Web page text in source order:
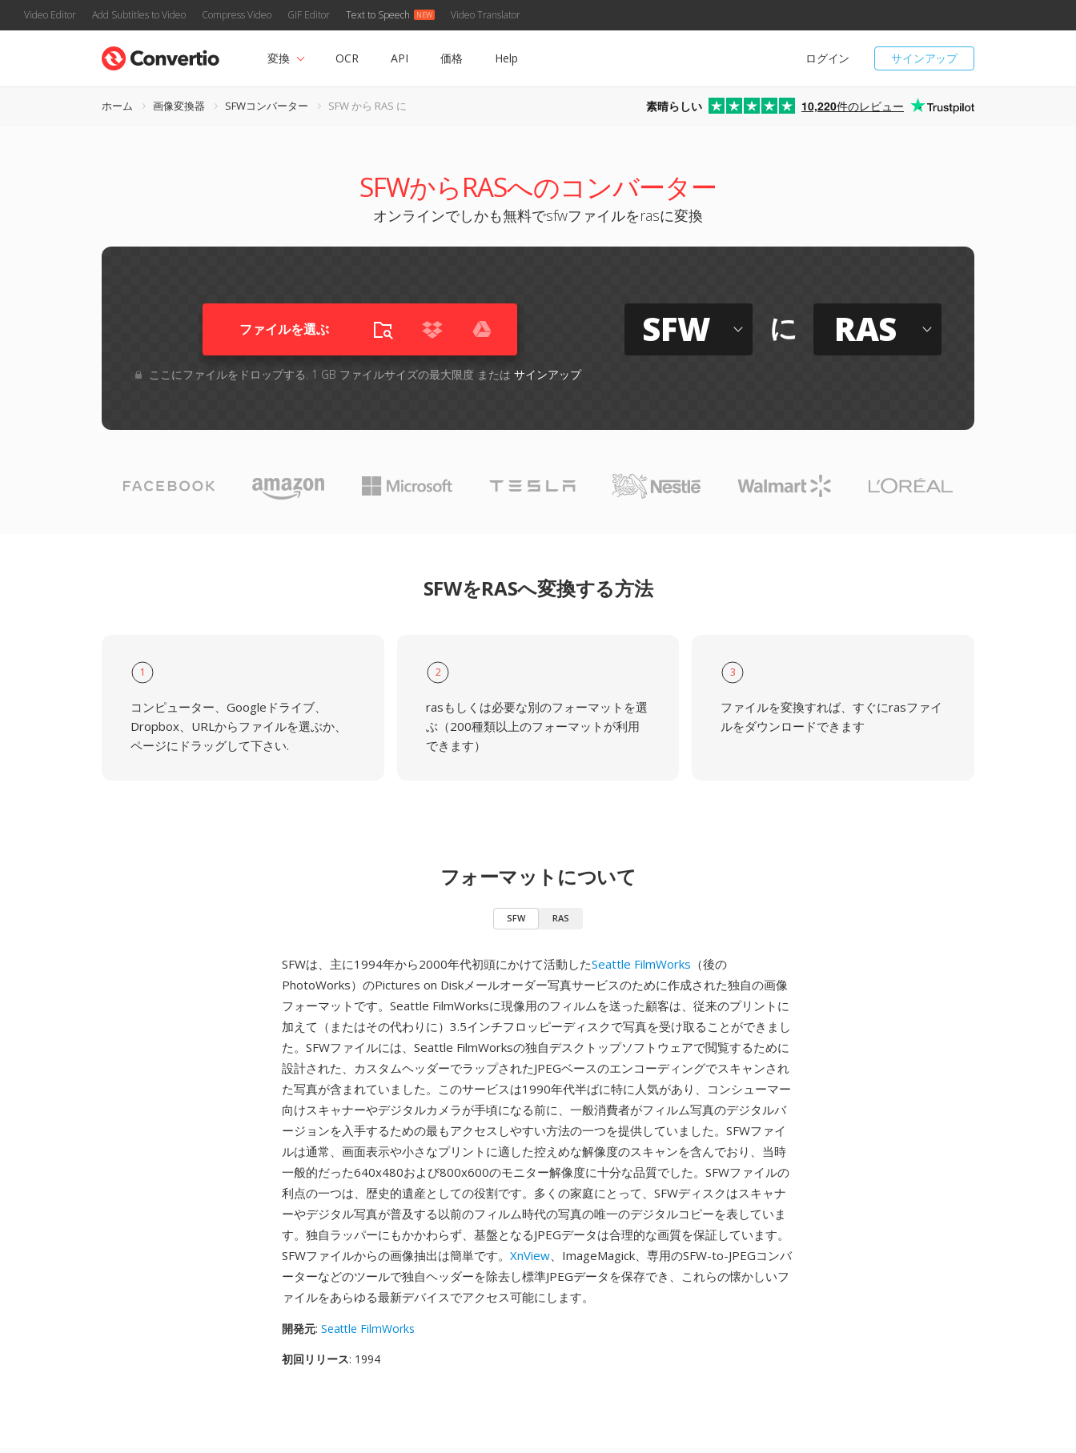
Video Editor Add Subtitles to Video Compress Video GIF Editor Text to Speech Video Translator
サインアップ
ログイン
変換 OCR API 価格 Help
ホーム 画像変換器 SFWコンバーター SFW から RAS に 素晴らしい 10,220件のレビュー
SFWからRASへのコンバーター
オンラインでしかも無料でsfwファイルをrasに変換
ファイルを選ぶ
ここにファイルをドロップする. 1 GB ファイルサイズの最大限度 または サインアップ
SFW に RAS
SFWをRASへ変換する方法
1
コンピューター、Googleドライブ、
Dropbox、URLからファイルを選ぶか、
ページにドラッグして下さい.
2
rasもしくは必要な別のフォーマットを選
ぶ（200種類以上のフォーマットが利用
できます）
3
ファイルを変換すれば、すぐにrasファイ
ルをダウンロードできます
フォーマットについて
SFW RAS
SFWは、主に1994年から2000年代初頭にかけて活動したSeattle FilmWorks （後の
PhotoWorks）のPictures on Diskメールオーダー写真サービスのために作成された独自の画像
フォーマットです。Seattle FilmWorksに現像用のフィルムを送った顧客は、従来のプリントに
加えて（またはその代わりに）3.5インチフロッピーディスクで写真を受け取ることができまし
た。SFWファイルには、Seattle FilmWorksの独自デスクトップソフトウェアで閲覧するために
設計された、カスタムヘッダーでラップされたJPEGベースのエンコーディングでスキャンされ
た写真が含まれていました。このサービスは1990年代半ばに特に人気があり、コンシューマー
向けスキャナーやデジタルカメラが手頃になる前に、一般消費者がフィルム写真のデジタルバ
ージョンを入手するための最もアクセスしやすい方法の一つを提供していました。SFWファイ
ルは通常、画面表示や小さなプリントに適した控えめな解像度のスキャンを含んでおり、当時
一般的だった640x480および800x600のモニター解像度に十分な品質でした。SFWファイルの
利点の一つは、歴史的遺産としての役割です。多くの家庭にとって、SFWディスクはスキャナ
ーやデジタル写真が普及する以前のフィルム時代の写真の唯一のデジタルコピーを表していま
す。独自ラッパーにもかかわらず、基盤となるJPEGデータは合理的な画質を保証しています。
SFWファイルからの画像抽出は簡単です。 XnView、ImageMagick、専用のSFW-to-JPEGコンバ
ーターなどのツールで独自ヘッダーを除去し標準JPEGデータを保存でき、これらの懐かしいフ
ァイルをあらゆる最新デバイスでアクセス可能にします。
開発元: Seattle FilmWorks
初回リリース: 1994